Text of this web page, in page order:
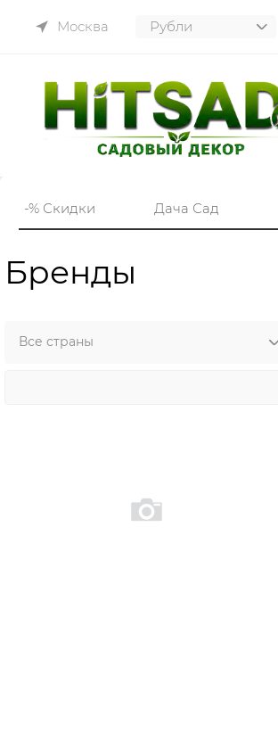
Москва
-% Скидки Дача Сад
Бренды